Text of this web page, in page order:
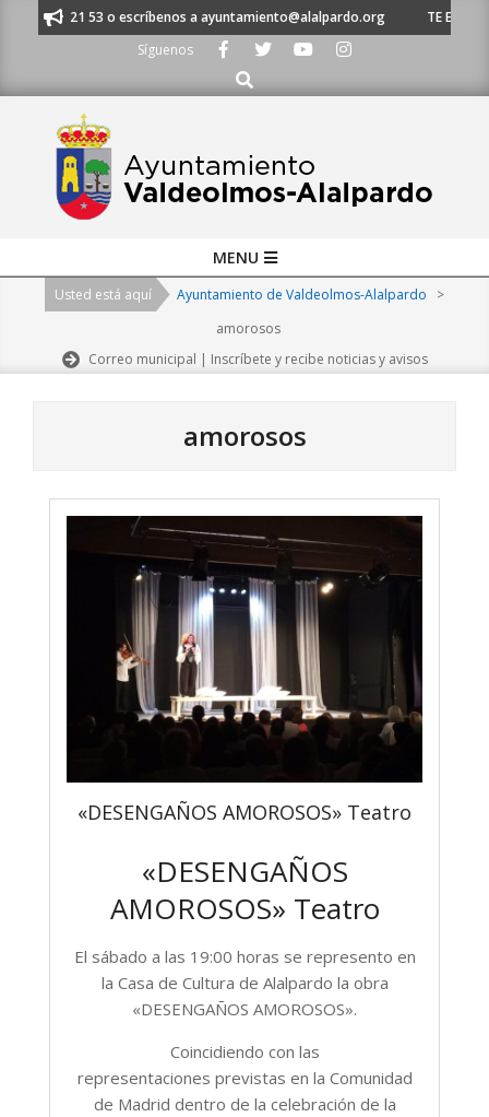
620 21 53 o escríbenos a ayuntamiento@alalpardo.org
TE
Síguenos
Buscar
Navigation
MENU
Usted está aquí Ayuntamiento de Valdeolmos-Alalpardo
>
amorosos
Correo municipal | Inscríbete y recibe noticias y avisos
amorosos
«DESENGAÑOS AMOROSOS» Teatro
«DESENGAÑOS
AMOROSOS» Teatro
El sábado a las 19:00 horas se represento en
la Casa de Cultura de Alalpardo la obra
«DESENGAÑOS AMOROSOS».
Coincidiendo con las
representaciones previstas en la Comunidad
de Madrid dentro de la celebración de la